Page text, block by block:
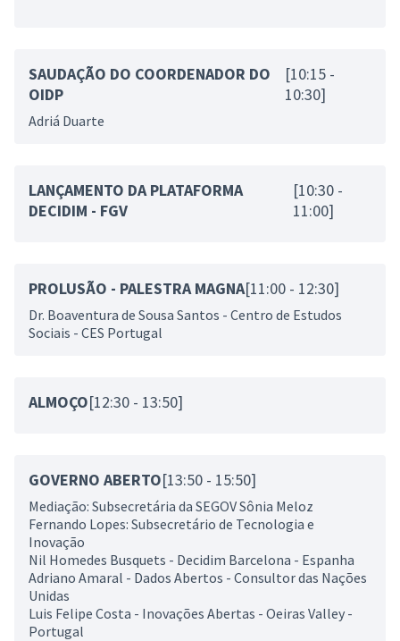
SAUDAÇÃO DO COORDENADOR DO
OIDP
[10:15 -
10:30]
Adriá Duarte
LANÇAMENTO DA PLATAFORMA
DECIDIM - FGV
[10:30 -
11:00]
PROLUSÃO - PALESTRA MAGNA[11:00 - 12:30]
Dr. Boaventura de Sousa Santos - Centro de Estudos
Sociais - CES Portugal
ALMOÇO[12:30 - 13:50]
GOVERNO ABERTO[13:50 - 15:50]
Mediação: Subsecretária da SEGOV Sônia Meloz
Fernando Lopes: Subsecretário de Tecnologia e
Inovação
Nil Homedes Busquets - Decidim Barcelona - Espanha
Adriano Amaral - Dados Abertos - Consultor das Nações
Unidas
Luis Felipe Costa - Inovações Abertas - Oeiras Valley -
Portugal